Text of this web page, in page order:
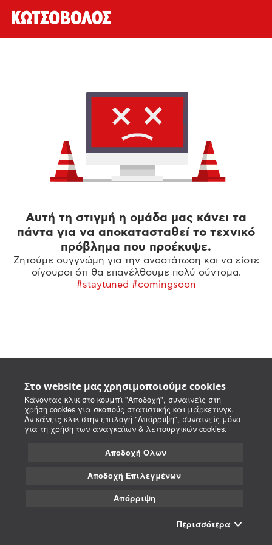
Στο website μας χρησιμοποιούμε cookies
Κάνοντας κλικ στο κουμπί "Αποδοχή", συναινείς στη
χρήση cookies για σκοπούς στατιστικής και μάρκετινγκ.
Αν κάνεις κλικ στην επιλογή "Απόρριψη", συναινείς μόνο
για τη χρήση των αναγκαίων & λειτουργικών cookies.
Αποδοχή Όλων
Αποδοχή Επιλεγμένων
Απόρριψη
Περισσότερα
Αυτή τη στιγμή η ομάδα μας κάνει τα
πάντα για να αποκατασταθεί το τεχνικό
πρόβλημα που προέκυψε.
Ζητούμε συγγνώμη για την αναστάτωση και να είστε
σίγουροι ότι θα επανέλθουμε πολύ σύντομα.
#staytuned #comingsoon